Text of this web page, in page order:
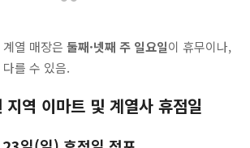
열 매장은 둘째·넷째 주 일요일이 휴무이나,
를 수 있음.
지역 이마트 및 계열사 휴점일